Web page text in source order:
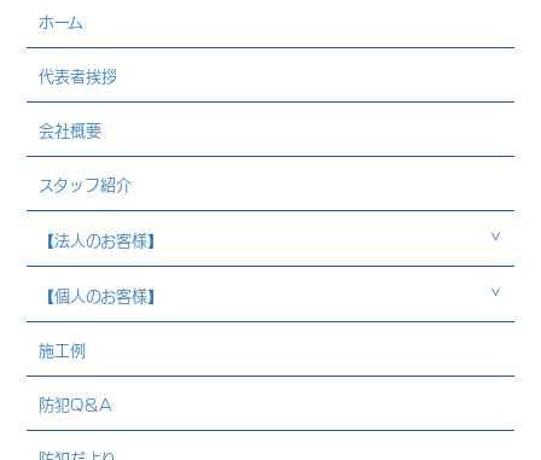
ホーム
代表者挨拶
会社概要
スタッフ紹介
【法人のお客様】
【個人のお客様】
施工例
防犯Q＆A